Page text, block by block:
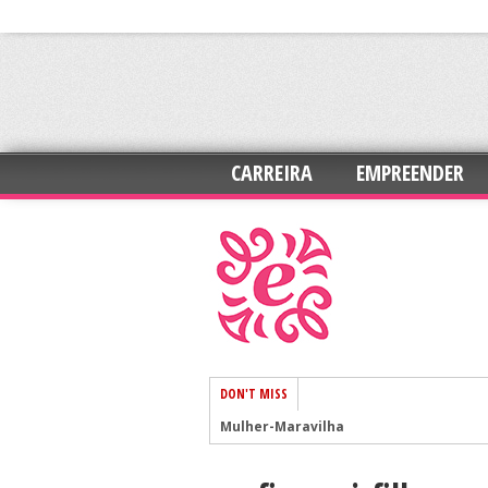
CARREIRA EMPREENDER
DON'T MISS
Mulher-Maravilha